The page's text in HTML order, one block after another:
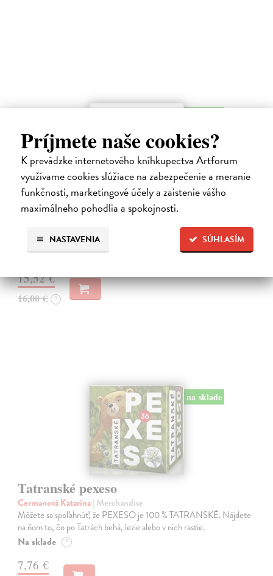
Príjmete naše cookies?
K prevádzke internetového kníhkupectva Artforum
využívame cookies slúžiace na zabezpečenie a meranie
funkčnosti, marketingové účely a zaistenie vášho
maximálneho pohodlia a spokojnosti.
SÚHLASÍM
NASTAVENIA
Tatranské žolíkové karty
Cermanová Katarína| Merchandise
Miesto kráľov na koňoch si zahrajte partičku so skutočnými
osobnosťami Vysokých Tatier! Na týchto plne ilustrovaných kartách
nájdete známe aj zašité tatranské miesta a ich súčasné aj historické
osobnosti…
Na sklade ?
15,52 €
16,00 € ?
na sklade
Tatranské pexeso
Cermanová Katarína| Merchandise
Môžete sa spoľahnúť, že PEXESO je 100 % TATRANSKÉ. Nájdete
na ňom to, čo po Tatrách behá, lezie alebo v nich rastie.
Na sklade ?
7,76 €